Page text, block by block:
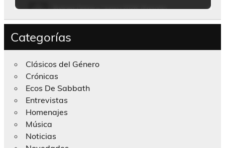
Categorías
Clásicos del Género
Crónicas
Ecos De Sabbath
Entrevistas
Homenajes
Música
Noticias